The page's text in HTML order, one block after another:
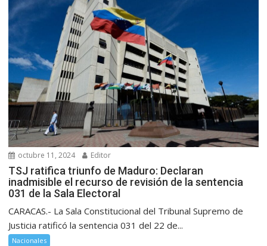
octubre 11, 2024 Editor
TSJ ratifica triunfo de Maduro: Declaran
inadmisible el recurso de revisión de la sentencia
031 de la Sala Electoral
CARACAS.- La Sala Constitucional del Tribunal Supremo de
Justicia ratificó la sentencia 031 del 22 de...
Nacionales